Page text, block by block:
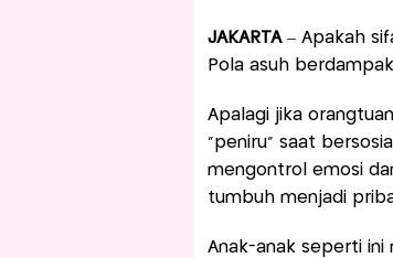
JAKARTA – Apakah
Pola asuh
Apalagi jika
“peniru” saat
mengontrol emosi
tumbuh menjadi
Anak-anak seperti ini